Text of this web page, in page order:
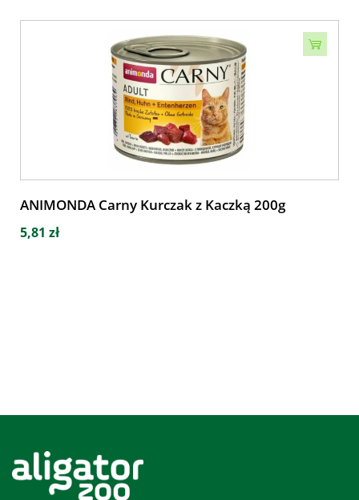
ANIMONDA Carny Kurczak z Kaczką 200g
5,81 zł